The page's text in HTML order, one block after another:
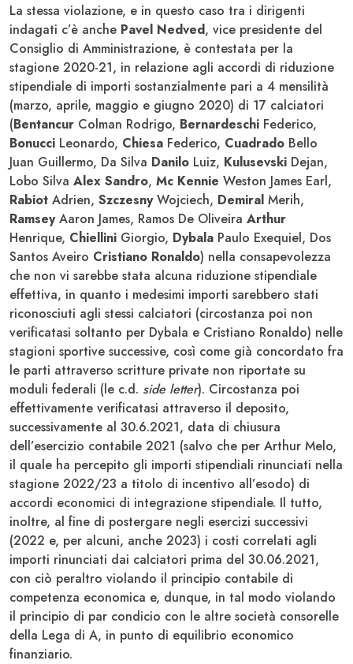
La stessa violazione, e in questo caso tra i dirigenti
indagati c’è anche Pavel Nedved, vice presidente del
Consiglio di Amministrazione, è contestata per la
stagione 2020-21, in relazione agli accordi di riduzione
stipendiale di importi sostanzialmente pari a 4 mensilità
(marzo, aprile, maggio e giugno 2020) di 17 calciatori
(Bentancur Colman Rodrigo, Bernardeschi Federico,
Bonucci Leonardo, Chiesa Federico, Cuadrado Bello
Juan Guillermo, Da Silva Danilo Luiz, Kulusevski Dejan,
Lobo Silva Alex Sandro, Mc Kennie Weston James Earl,
Rabiot Adrien, SzczesnyWojciech, Demiral Merih,
RamseyAaron James, Ramos De Oliveira Arthur
Henrique, Chiellini Giorgio, Dybala Paulo Exequiel, Dos
Santos Aveiro Cristiano Ronaldo) nella consapevolezza
che non vi sarebbe stata alcuna riduzione stipendiale
effettiva, in quanto i medesimi importi sarebbero stati
riconosciuti agli stessi calciatori (circostanza poi non
verificatasi soltanto per Dybala e Cristiano Ronaldo) nelle
stagioni sportive successive, così come già concordato fra
le parti attraverso scritture private non riportate su
moduli federali (le c.d. side letter). Circostanza poi
effettivamente verificatasi attraverso il deposito,
successivamente al 30.6.2021, data di chiusura
dell’esercizio contabile 2021 (salvo che per Arthur Melo,
il quale ha percepito gli importi stipendiali rinunciati nella
stagione 2022/23 a titolo di incentivo all’esodo) di
accordi economici di integrazione stipendiale. Il tutto,
inoltre, al fine di postergare negli esercizi successivi
(2022 e, per alcuni, anche 2023) i costi correlati agli
importi rinunciati dai calciatori prima del 30.06.2021,
con ciò peraltro violando il principio contabile di
competenza economica e, dunque, in tal modo violando
il principio di par condicio con le altre società consorelle
della Lega di A, in punto di equilibrio economico
finanziario.